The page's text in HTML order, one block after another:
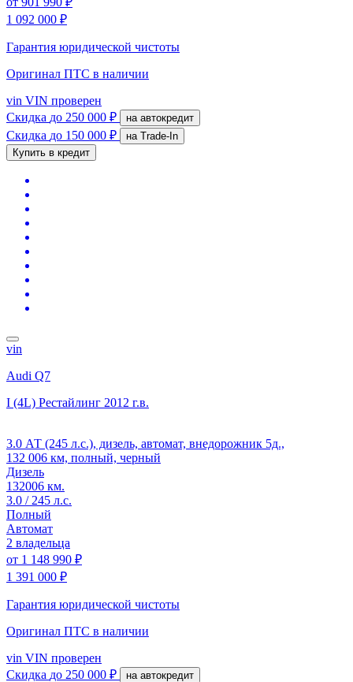
1 092 000 ₽
Гарантия юридической чистоты
Оригинал ПТС в наличии
vin VIN проверен
Скидка до 250 000 ₽ на автокредит
Скидка до 150 000 ₽
на Trade-In
Купить в кредит
vin
Audi Q7
I (4L) Рестайлинг 2012 г.в.
3.0 АТ (245 л.с.), дизель, автомат, внедорожник 5д.,
132 006 км, полный, черный
Дизель
132006 км.
3.0 / 245 л.с.
Полный
Автомат
2 владельца
от 1 148 990 ₽
1 391 000 ₽
Гарантия юридической чистоты
Оригинал ПТС в наличии
vin VIN проверен
Скидка до 250 000 ₽ на автокредит